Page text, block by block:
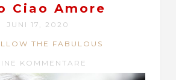
Ciao Amore
JUNI 17, 2020
THE FABULOUS
KOMMENTARE